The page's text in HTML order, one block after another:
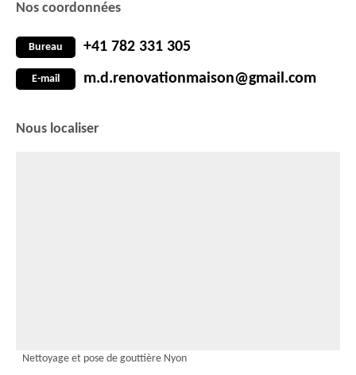
Nos coordonnées
Bureau +41 782 331 305
E-mail m.d.renovationmaison@gmail.com
Nous localiser
Nettoyage et pose de gouttière Nyon